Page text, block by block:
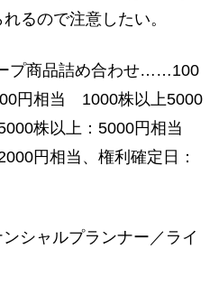
るので注意したい。
プ商品詰め合わせ……100
円相当 1000株以上5000
株以上：5000円相当
円相当、権利確定日：
シャルプランナー／ライ